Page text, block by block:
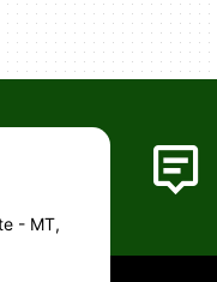
- MT,